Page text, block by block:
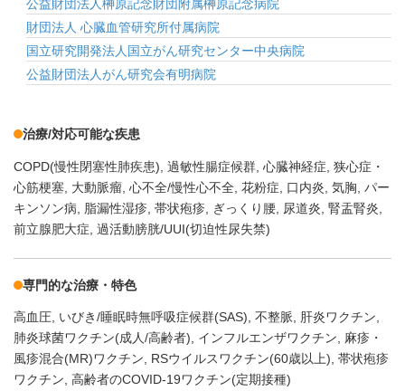
公益財団法人榊原記念財団附属榊原記念病院
財団法人 心臓血管研究所付属病院
国立研究開発法人国立がん研究センター中央病院
公益財団法人がん研究会有明病院
治療/対応可能な疾患
COPD(慢性閉塞性肺疾患) 過敏性腸症候群 心臓神経症 狭心症・
心筋梗塞 大動脈瘤 心不全/慢性心不全 花粉症 口内炎 気胸 パー
キンソン病
脂漏性湿疹 帯状疱疹 ぎっくり腰 尿道炎 腎盂腎炎
前立腺肥大症 過活動膀胱/UUI(切迫性尿失禁)
専門的な治療・特色
高血圧 いびき/睡眠時無呼吸症候群(SAS) 不整脈
肝炎ワクチン
肺炎球菌ワクチン(成人/高齢者)
インフルエンザワクチン
麻疹・
風疹混合(MR)ワクチン
RSウイルスワクチン(60歳以上) 帯状疱疹
ワクチン 高齢者のCOVID-19ワクチン(定期接種)